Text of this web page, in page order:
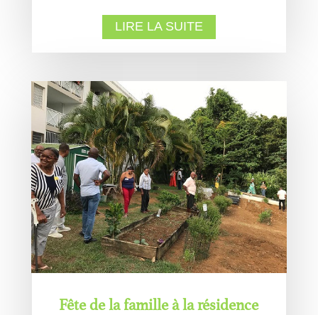
LIRE LA SUITE
Fête de la famille à la résidence